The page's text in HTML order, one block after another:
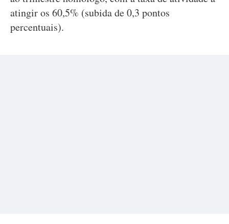
atingir os 60,5% (subida de 0,3 pontos
percentuais).